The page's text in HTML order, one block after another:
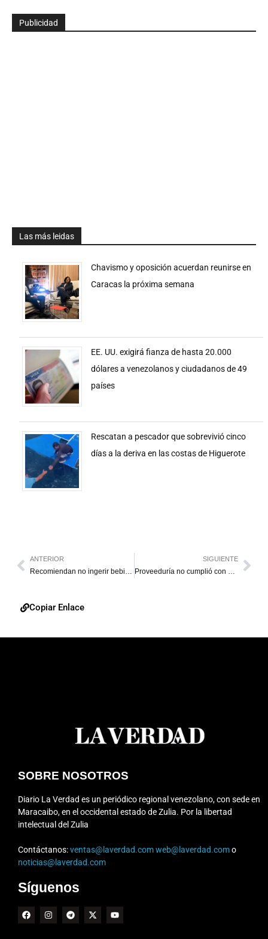
Publicidad
Las más leidas
Chavismo y oposición acuerdan reunirse en
Caracas la próxima semana
EE. UU. exigirá fianza de hasta 20.000
dólares a venezolanos y ciudadanos de 49
países
Rescatan a pescador que sobrevivió cinco
días a la deriva en las costas de Higuerote
ANTERIOR
Recomiendan no ingerir bebidas alcohólicas si tiene zika
SIGUIENTE
Proveeduría no cumplió con expectativas de transportistas
Copiar Enlace
SOBRE NOSOTROS
Diario La Verdad es un periódico regional venezolano, con sede en
Maracaibo, en el occidental estado de Zulia. Por la libertad
intelectual del Zulia
Contáctanos:ventas@laverdad.comweb@laverdad.como
noticias@laverdad.com
Síguenos